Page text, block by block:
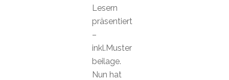
Lesern
präsentiert
–
inkl.Muster
beilage.
Nun hat